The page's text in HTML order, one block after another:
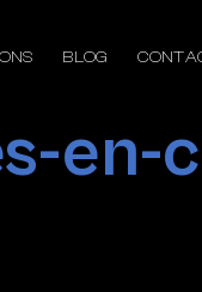
BLOG
en-